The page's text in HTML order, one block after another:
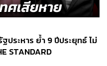
ประหาร ย้ำ 9 ปีประยุทธ์ ไม่
STANDARD